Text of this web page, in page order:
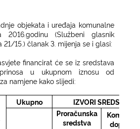
objekata i uređaja komunalne
2016.godinu (Službeni glasnik
21/15.) članak 3. mijenja se i glasi:
financirat će se iz sredstava
u ukupnom iznosu od
za namjene kako slijedi:
Ukupno
IZVORI SREDSTAVA
Proračunska
sredstva
doprinos